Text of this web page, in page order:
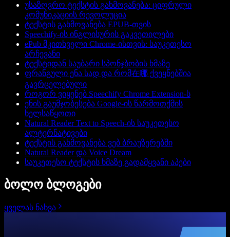
უსაზღვრო ტექსტის გახმოვანება: ციფრული
კომუნიკაციის რევოლუცია
ტექსტის გახმოვანება EPUB-თვის
Speechify-ის ინგლისურის გაკვეთილები
ePub მკითხველი Chrome-ისთვის: საუკეთესო
არჩევანი
ტექსტიდან საუბარი სპონჯბობის ხმაზე
ფრანგული ენა სად და რომ在哪 ქვეყნებშია
გავრცელებული
როგორ ვიყენებ Speechify Chrome Extension-ს
ენის გაუმჯობესება Google-ის წარმოთქმის
ხელსაწყოთი
Natural Reader Text to Speech-ის საუკეთესო
ალტერნატივები
ტექსტის გახმოვანება ვებ ბრაუზერებში
Natural Reader და Voice Dream
საუკეთესო ტექსტის ხმაზე გადამყვანი აპები
ბოლო ბლოგები
ყველას ნახვა